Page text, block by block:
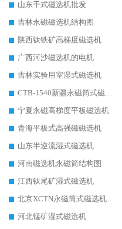
山东干式磁选机批发
吉林永磁磁选机结构图
陕西钛铁矿高梯度磁选机
广西河沙磁选机的电机
吉林实验用室湿式磁选机
CTB-1540新疆永磁筒式磁选机
宁夏永磁高梯度平板磁选机
青海平板式高强磁磁选机
山东半逆流湿式磁选机
河南磁选机永磁筒结构图
江西钛尾矿湿式磁选机
北京XCTN永磁筒式磁选机磁块位置
河北锰矿湿式磁选机